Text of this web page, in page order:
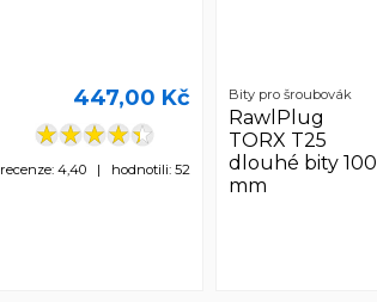
447,00 Kč
recenze: 4,40 | hodnotili: 52
Bity pro šroubovák
RawlPlug
TORX T25
dlouhé bity 100
mm